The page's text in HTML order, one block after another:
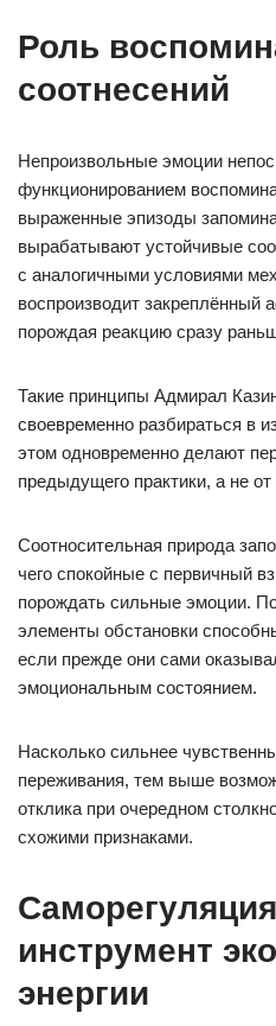
Роль
соотнесений
Непроизвольные эмоции
функционированием
выраженные эпизоды
вырабатывают устойчивые
с аналогичными условиями
воспроизводит закреплённый
порождая реакцию сразу
Такие принципы Адмирал
своевременно разбираться в
этом одновременно делают
предыдущего практики, а не
Соотносительная природа
чего спокойные с первичный
порождать сильные эмоции.
элементы обстановки
если прежде они сами
эмоциональным состоянием.
Насколько сильнее
переживания, тем выше
отклика при очередном
схожими признаками.
инструмент
энергии